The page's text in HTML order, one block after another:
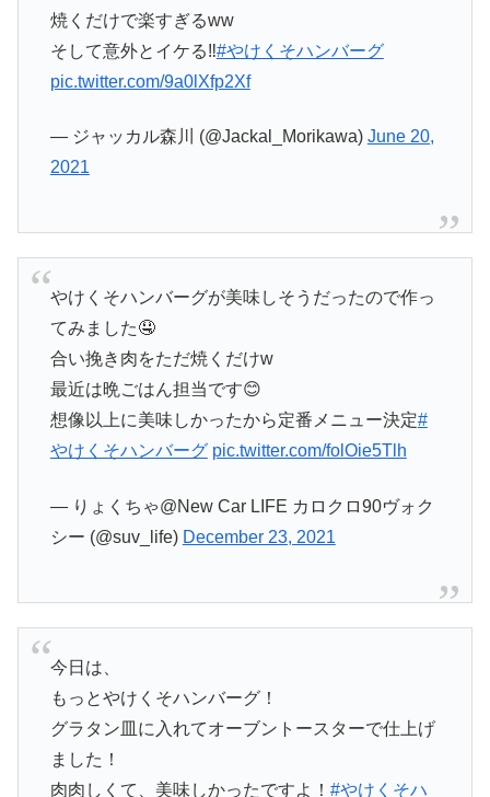
焼くだけで楽すぎるww
そして意外とイケる‼#やけくそハンバーグ
pic.twitter.com/9a0lXfp2Xf
— ジャッカル森川 (@Jackal_Morikawa) June 20,
2021
やけくそハンバーグが美味しそうだったので作っ
てみました🤤
合い挽き肉をただ焼くだけw
最近は晩ごはん担当です😊
想像以上に美味しかったから定番メニュー決定#
やけくそハンバーグ pic.twitter.com/folOie5Tlh
— りょくちゃ@New Car LIFE カロクロ90ヴォク
シー (@suv_life) December 23, 2021
今日は、
もっとやけくそハンバーグ！
グラタン皿に入れてオーブントースターで仕上げ
ました！
肉肉しくて、美味しかったですよ！ #やけくそハ